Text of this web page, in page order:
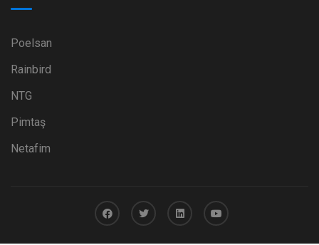
Poelsan
Rainbird
NTG
Pimtaş
Netafim